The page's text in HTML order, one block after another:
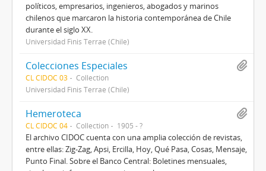
políticos, empresarios, ingenieros, abogados y marinos
chilenos que marcaron la historia contemporánea de Chile
durante el siglo XX.
Universidad Finis Terrae (Chile)
Colecciones Especiales
CL CIDOC 03
Collection
Universidad Finis Terrae (Chile)
Hemeroteca
CL CIDOC 04 Collection 1905 - ?
El archivo CIDOC cuenta con una amplia colección de revistas,
entre ellas: Zig-Zag, Apsi, Ercilla, Hoy, Qué Pasa, Cosas, Mensaje,
Punto Final. Sobre el Banco Central: Boletines mensuales,